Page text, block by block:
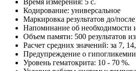
Кодирование: универсальное
Маркировка результатов до/
Напоминание об необходимости
Объем памяти: 500 результатов
Расчет средних значений: за 7,
Предупреждение о
Уровень гематокрита: 10 - 70 %.